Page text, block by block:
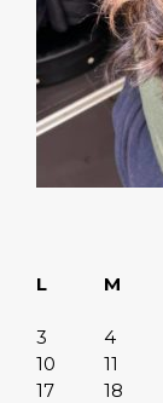
L
M
3
4
10
11
17
18